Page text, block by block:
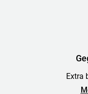
Extra